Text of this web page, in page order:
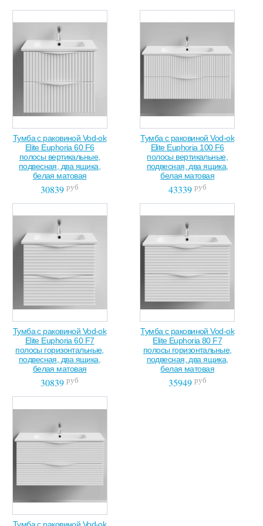
Тумба с раковиной Vod-ok
Elite Euphoria 60 F6
полосы вертикальные,
подвесная, два ящика,
белая матовая
30839 руб
Тумба с раковиной Vod-ok
Elite Euphoria 100 F6
полосы вертикальные,
подвесная, два ящика,
белая матовая
43339 руб
Тумба с раковиной Vod-ok
Elite Euphoria 60 F7
полосы горизонтальные,
подвесная, два ящика,
белая матовая
30839 руб
Тумба с раковиной Vod-ok
Elite Euphoria 80 F7
полосы горизонтальные,
подвесная, два ящика,
белая матовая
35949 руб